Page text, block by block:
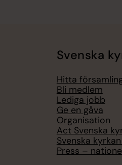
Svenska
Hitta
Bli medlem
Lediga jobb
Ge en gåva
Organisation
Act Svenska
Svenska
Press –